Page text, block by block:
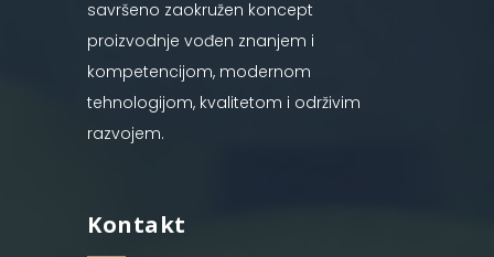
savršeno zaokružen koncept
proizvodnje vođen znanjem i
kompetencijom, modernom
tehnologijom, kvalitetom i održivim
razvojem.
Kontakt